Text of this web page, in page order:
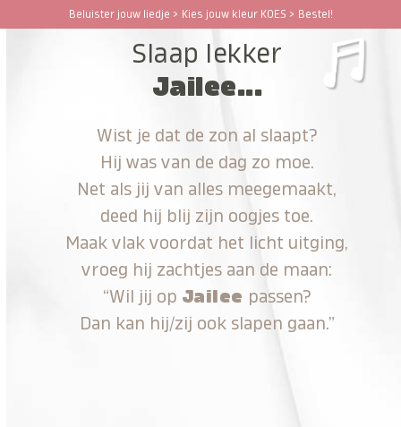
Beluister jouw liedje > Kies jouw kleur KOES > Bestel!
Open
Close
Slaap lekker
Jailee...
Wist je dat de zon al slaapt?
Hij was van de dag zo moe.
Net als jij van alles meegemaakt,
deed hij blij zijn oogjes toe.
Maak vlak voordat het licht uitging,
vroeg hij zachtjes aan de maan:
“Wil jij op Jailee passen?
Dan kan hij/zij ook slapen gaan.”